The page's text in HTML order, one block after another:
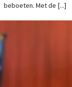
beboeten. Met de [...]